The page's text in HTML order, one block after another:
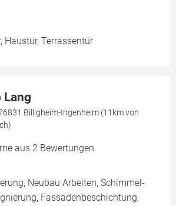
Haustür, Terrassentür
Lang
Billigheim-Ingenheim (11km von
aus 2 Bewertungen
Neubau Arbeiten, Schimmel-
Fassadenbeschichtung,